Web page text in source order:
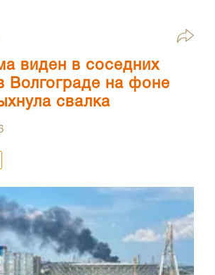
виден в соседних
Волгограде на фоне
свалка